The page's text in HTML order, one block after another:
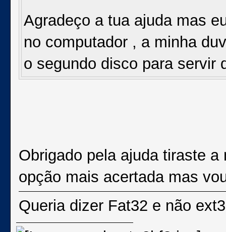
Agradeço a tua ajuda mas
no computador , a minha
o segundo disco para servir
Obrigado pela ajuda tiraste
opção mais acertada mas
Queria dizer Fat32 e não